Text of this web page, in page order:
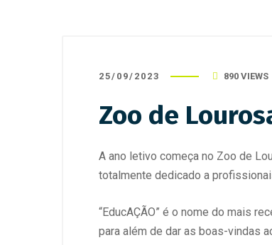
25/09/2023 890 VIEWS
Zoo de
A ano letivo começa no Zoo de
totalmente dedicado a
“EducAÇÃO” é o nome do mais
para além de dar as boas-vindas